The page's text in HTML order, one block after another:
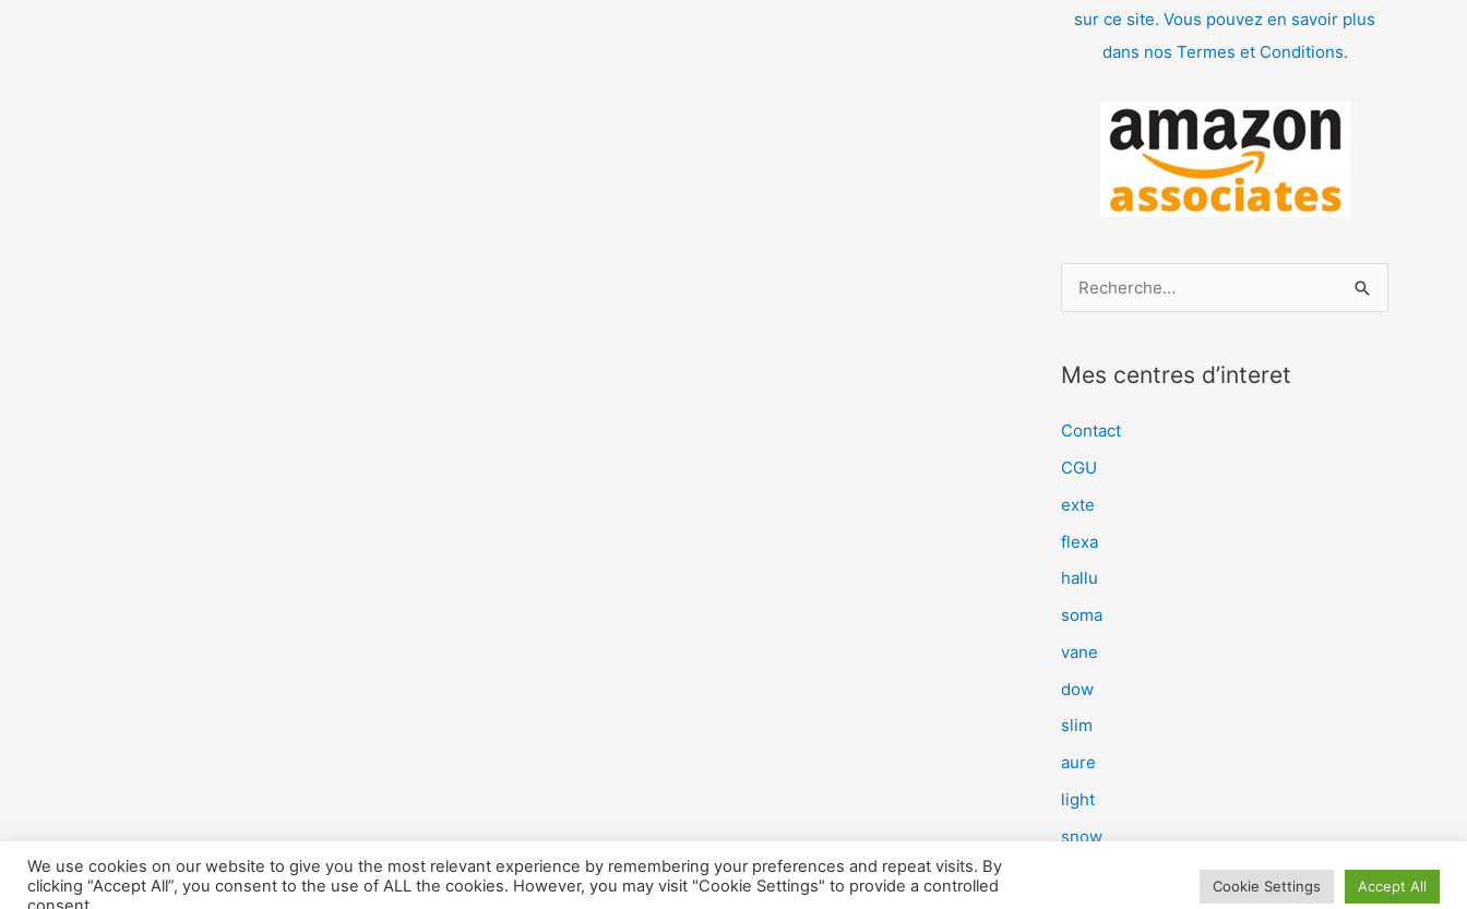
sur ce site. Vous pouvez en savoir plus
dans nos Termes et Conditions.
e
e
r
:
Mes centres d’interet
Contact
CGU
exte
flexa
hallu
soma
vane
dow
slim
aure
light
snow
We use cookies on our website to give you the most relevant experience by remembering your preferences and repeat visits. By
clicking “Accept All”, you consent to the use of ALL the cookies. However, you may visit "Cookie Settings" to provide a controlled
Cookie Settings Accept All